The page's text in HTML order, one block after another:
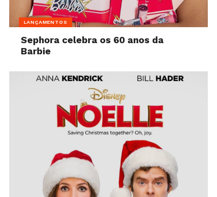
LANÇAMENTOS
Sephora celebra os 60 anos da
Barbie